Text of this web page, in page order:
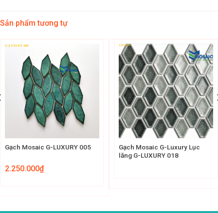
Sản phẩm tương tự
Gạch Mosaic G-LUXURY 005
2.250.000₫
Gạch Mosaic G-Luxury Lục
lăng G-LUXURY 018